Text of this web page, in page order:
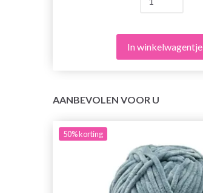
In winkelwagentje
AANBEVOLEN VOOR U
50%korting